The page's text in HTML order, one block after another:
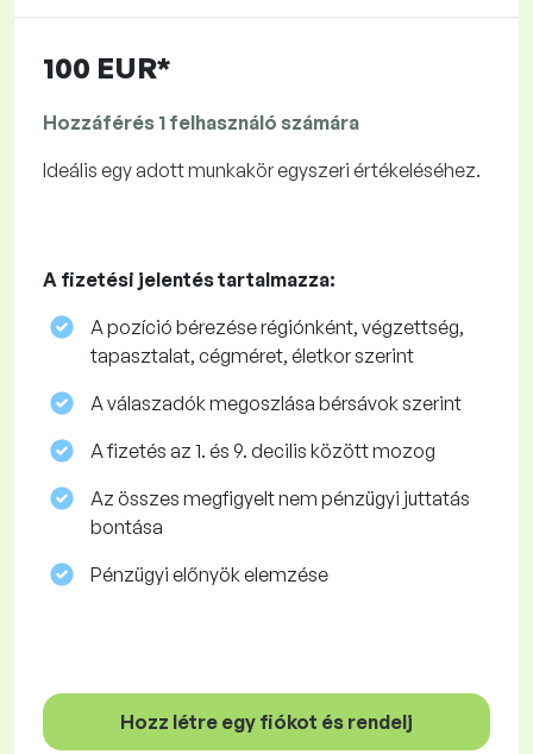
100 EUR*
Hozzáférés 1 felhasználó számára
Ideális egy adott munkakör egyszeri értékeléséhez.
A fizetési jelentés tartalmazza:
A pozíció bérezése régiónként, végzettség,
tapasztalat, cégméret, életkor szerint
A válaszadók megoszlása ​​bérsávok szerint
A fizetés az 1. és 9. decilis között mozog
Az összes megfigyelt nem pénzügyi juttatás
bontása
Pénzügyi előnyök elemzése
Hozz létre egy fiókot és rendelj